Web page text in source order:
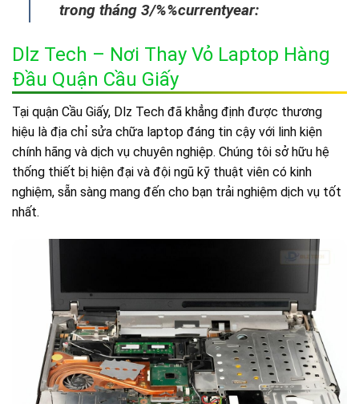
trong tháng 3/%%currentyear:
Dlz Tech – Nơi Thay Vỏ Laptop Hàng
Đầu Quận Cầu Giấy
Tại quận Cầu Giấy, Dlz Tech đã khẳng định được thương
hiệu là địa chỉ sửa chữa laptop đáng tin cậy với linh kiện
chính hãng và dịch vụ chuyên nghiệp. Chúng tôi sở hữu hệ
thống thiết bị hiện đại và đội ngũ kỹ thuật viên có kinh
nghiệm, sẵn sàng mang đến cho bạn trải nghiệm dịch vụ tốt
nhất.